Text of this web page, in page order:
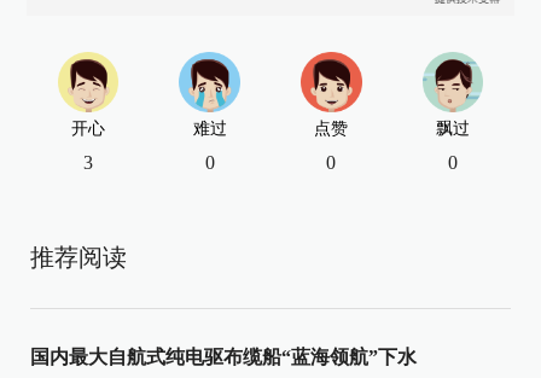
开心
3
难过
0
点赞
0
飘过
0
推荐阅读
国内最大自航式纯电驱布缆船“蓝海领航”下水